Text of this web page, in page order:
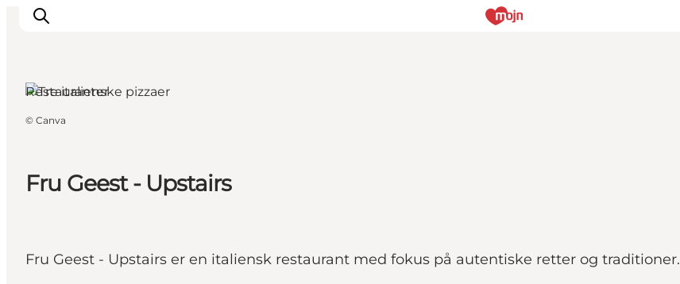
Det sker
Fru Geest - Upstairs
Fru Geest - Upstairs er en italiensk restaurant med fokus på autentiske retter og traditioner.
Restauranter
© Canva